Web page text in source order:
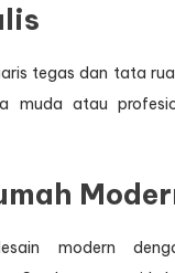
tegas dan tata
muda atau
modern